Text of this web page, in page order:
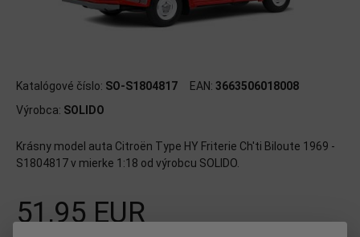
Katalógové číslo: SO-S1804817 EAN: 3663506018008
Výrobca: SOLIDO
Krásny model auta Citroën Type HY Friterie Ch'ti Biloute 1969 -
S1804817 v mierke 1:18 od výrobcu SOLIDO.
51,95 EUR